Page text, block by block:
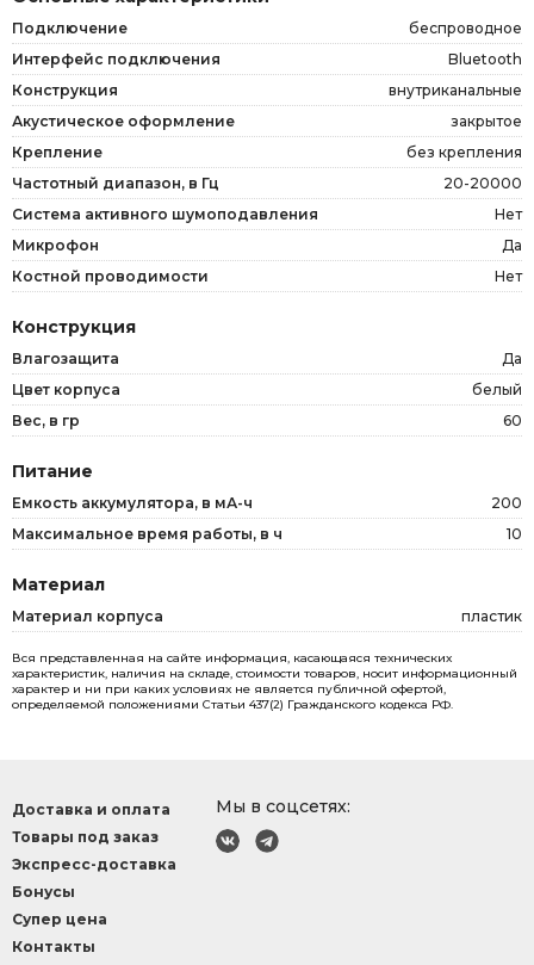
Подключение
беспроводное
Интерфейс подключения
Bluetooth
Конструкция
внутриканальные
Акустическое оформление
закрытое
Крепление
без крепления
Частотный диапазон, в Гц
20-20000
Система активного шумоподавления
Нет
Микрофон
Да
Костной проводимости
Нет
Конструкция
Влагозащита
Да
Цвет корпуса
белый
Вес, в гр
60
Питание
Емкость аккумулятора, в мА-ч
200
Максимальное время работы, в ч
10
Материал
Материал корпуса пластик
Вся представленная на сайте информация, касающаяся технических
характеристик, наличия на складе, стоимости товаров, носит информационный
характер и ни при каких условиях не является публичной офертой,
определяемой положениями Статьи 437(2) Гражданского кодекса РФ.
Мы в соцсетях:
Доставка и оплата
Товары под заказ
Экспресс-доставка
Бонусы
Супер цена
Контакты